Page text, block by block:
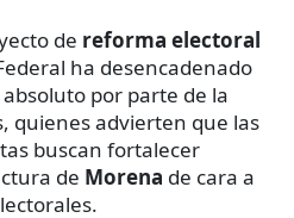
de reforma electoral
ha desencadenado
por parte de la
quienes advierten que las
buscan fortalecer
de Morena de cara a